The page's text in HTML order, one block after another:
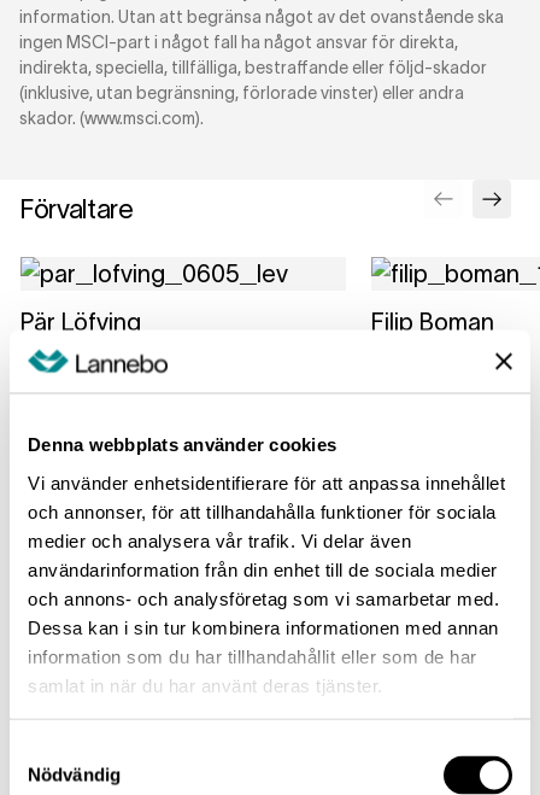
Denna webbplats använder cookies
Vi använder enhetsidentifierare för att anpassa innehållet
och annonser, för att tillhandahålla funktioner för sociala
medier och analysera vår trafik. Vi delar även
användarinformation från din enhet till de sociala medier
och annons- och analysföretag som vi samarbetar med.
Dessa kan i sin tur kombinera informationen med annan
information som du har tillhandahållit eller som de har
samlat in när du har använt deras tjänster.
Nödvändig
Förvaltare
Pär Löfving
Förvaltare
Läs mer
Filip Boman
Läs mer
Exponering
Största länder Största brancher Största innehav
USA 48.4
Cayman Islands
Taiwan 8.3%
Japan 7.4%
information. Utan att begränsa något av det ovanstående ska
ingen MSCI-part i något fall ha något ansvar för direkta,
indirekta, speciella, tillfälliga, bestraffande eller följd-skador
(inklusive, utan begränsning, förlorade vinster) eller andra
skador. (www.msci.com).